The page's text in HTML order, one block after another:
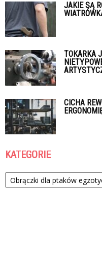
JAKIE SĄ
TOKARKA
CICHA
KATEGORIE
Kategorie